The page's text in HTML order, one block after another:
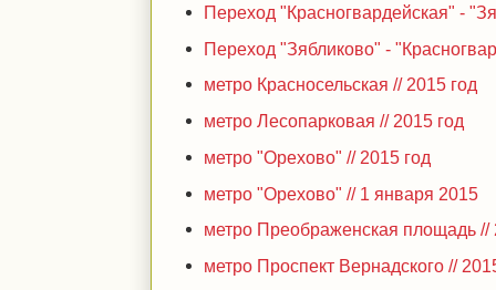
Переход "Красногвардейская" -
Переход "Зябликово" -
метро Красносельская // 2015 год
метро Лесопарковая // 2015 год
метро "Орехово" // 2015 год
метро "Орехово" // 1 января 2015
метро Преображенская площадь //
метро Проспект Вернадского //